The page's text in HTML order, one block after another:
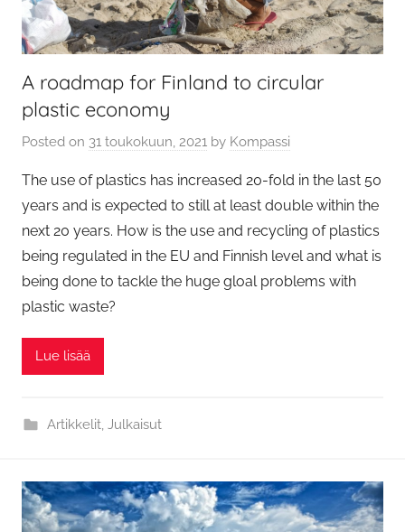
A roadmap for Finland to circular
plastic economy
Posted on 31 toukokuun, 2021 by Kompassi
The use of plastics has increased 20-fold in the last 50
years and is expected to still at least double within the
next 20 years. How is the use and recycling of plastics
being regulated in the EU and Finnish level and what is
being done to tackle the huge gloal problems with
plastic waste?
Lue lisää
Artikkelit, Julkaisut